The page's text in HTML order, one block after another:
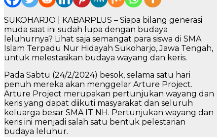
SUKOHARJO | KABARPLUS – Siapa bilang generasi
muda saat ini sudah lupa dengan budaya
leluhurnya? Lihat saja semangat para siswa di SMA
Islam Terpadu Nur Hidayah Sukoharjo, Jawa Tengah,
untuk melestasikan budaya wayang dan keris.
Pada Sabtu (24/2/2024) besok, selama satu hari
penuh mereka akan menggelar Arture Project.
Arture Project merupakan pertunjukan wayang dan
keris yang dapat diikuti masyarakat dan seluruh
keluarga besar SMA IT NH. Pertunjukan wayang dan
keris ini menjadi salah satu bentuk pelestarian
budaya leluhur.